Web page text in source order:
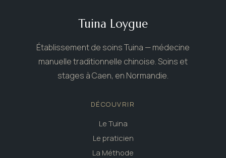
Tuina Loygue
Établissement de soins Tuina — médecine
manuelle traditionnelle chinoise. Soins et
stages à Caen, en Normandie.
DÉCOUVRIR
Le Tuina
Le praticien
La Méthode